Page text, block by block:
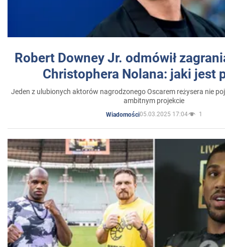
Robert Downey Jr. odmówił
Christophera Nolana: jaki jest
Jeden z ulubionych aktorów nagrodzonego Oscarem reżysera nie
ambitnym projekcie
Wiadomości05.03.2025 17:04 1